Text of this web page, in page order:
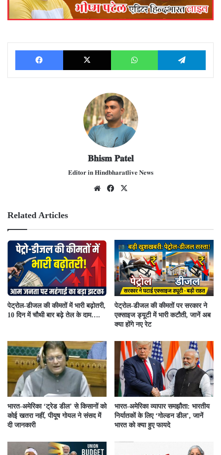
Facebook X WhatsApp
𝐁𝐡𝐢𝐬𝐦 𝐏𝐚𝐭𝐞𝐥
𝐄𝐝𝐢𝐭𝐨𝐫 𝐢𝐧 𝐇𝐢𝐧𝐝𝐛𝐡𝐚𝐫𝐚𝐭𝐥𝐢𝐯𝐞 𝐍𝐞𝐰𝐬
We
Fac
Related Articles
पेट्रोल-डीजल की कीमतों में भारी बढ़ोतरी,
10 दिन में चौथी बार बढ़े तेल के दाम….
पेट्रोल-डीजल की कीमतों पर सरकार ने
एक्साइज ड्यूटी में भारी कटौती, जानें अब
क्या होंगे नए रेट
भारत-अमेरिका ‘ट्रेड डील’ से किसानों को
कोई खतरा नहीं, पीयूष गोयल ने संसद में
दी जानकारी
भारत-अमेरिका व्यापार समझौता: भारतीय
निर्यातकों के लिए ‘गोल्डन डील’, जानें
भारत को क्या हुए फायदे